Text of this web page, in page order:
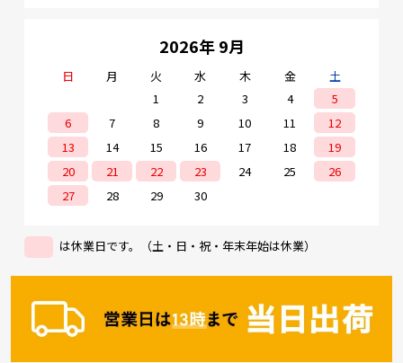
2026年 9月
日 月 火 水 木 金
土
1
2 3 4
5
6
7 8 9 10 11
12
13
14 15 16 17 18
19
20
21 22 23 24 25
26
27
28 29 30
は休業日です。（土・日・祝・年末年始は休業）